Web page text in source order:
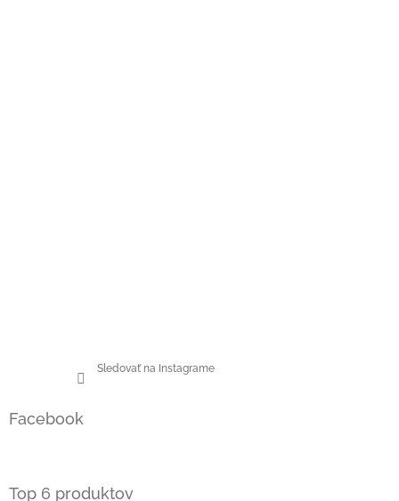
Sledovať na Instagrame
Facebook
Top 6 produktov